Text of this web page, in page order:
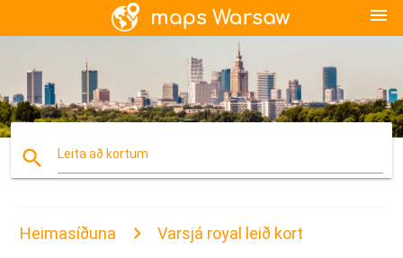
menu
search Leita að kortum
Heimasíðuna Varsjá royal leið kort